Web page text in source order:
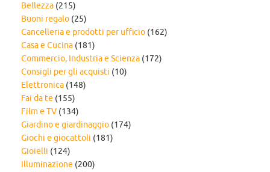
Bellezza (215)
Buoni regalo (25)
Cancelleria e prodotti per ufficio (162)
Casa e Cucina (181)
Commercio, Industria e Scienza (172)
Consigli per gli acquisti (10)
Elettronica (148)
Fai da te (155)
Film e TV (134)
Giardino e giardinaggio (174)
Giochi e giocattoli (181)
Gioielli (124)
Illuminazione (200)